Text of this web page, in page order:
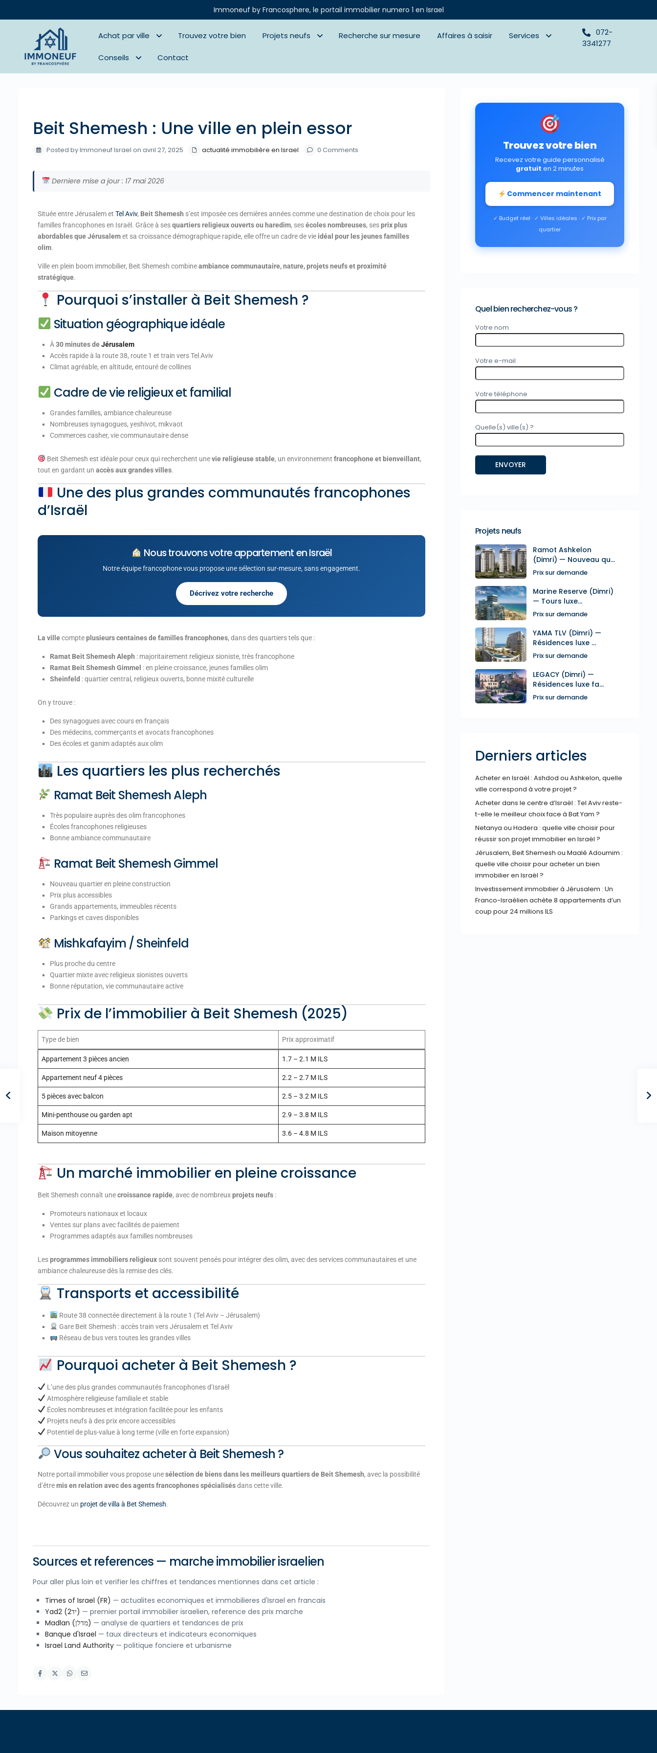
Immoneuf by Francosphere, le portail immobilier numero 1 en Israel
Achat par ville Trouvez votre bien Projets neufs Recherche sur mesure Affaires à saisir Services
Conseils Contact
072-
3341277
Beit Shemesh : Une ville en plein essor
Posted by Immoneuf Israel on avril 27, 2025 actualité immobilière en Israel 0 Comments
Derniere mise a jour : 17 mai 2026
Située entre Jérusalem et Tel Aviv, Beit Shemesh s’est imposée ces dernières années comme une destination de choix pour les
familles francophones en Israël. Grâce à sesquartiers religieux ouverts ou haredim, sesécoles nombreuses, sesprix plus
abordables que Jérusalemet sa croissance démographique rapide, elle offre un cadre de vie idéal pour les jeunes familles
olim.
Ville en plein boom immobilier, Beit Shemesh combineambiance communautaire, nature, projets neufs et proximité
stratégique.
Pourquoi s’installer à Beit Shemesh ?
Situation géographique idéale
À30 minutes deJérusalem
Accès rapide à la route 38, route 1 et train vers Tel Aviv
Climat agréable, en altitude, entouré de collines
Cadre de vie religieux et familial
Grandes familles, ambiance chaleureuse
Nombreuses synagogues, yeshivot, mikvaot
Commerces casher, vie communautaire dense
Beit Shemesh est idéale pour ceux qui recherchent unevie religieuse stable, un environnement francophone et bienveillant,
tout en gardant un accès aux grandes villes.
Une des plus grandes communautés francophones
d’Israël
Nous trouvons votre appartement en Israël
Notre équipe francophone vous propose une sélection sur-mesure, sans engagement.
Décrivez votre recherche
La villecompteplusieurs centaines de familles francophones, dans des quartiers tels que :
Ramat Beit Shemesh Aleph : majoritairement religieux sioniste, très francophone
Ramat Beit Shemesh Gimmel : en pleine croissance, jeunes familles olim
Sheinfeld : quartier central, religieux ouverts, bonne mixité culturelle
On y trouve :
Des synagogues avec cours en français
Des médecins, commerçants et avocats francophones
Des écoles et ganim adaptés aux olim
Les quartiers les plus recherchés
Ramat Beit Shemesh Aleph
Très populaire auprès des olim francophones
Écoles francophones religieuses
Bonne ambiance communautaire
Ramat Beit Shemesh Gimmel
Nouveau quartier en pleine construction
Prix plus accessibles
Grands appartements, immeubles récents
Parkings et caves disponibles
Mishkafayim / Sheinfeld
Plus proche du centre
Quartier mixte avec religieux sionistes ouverts
Bonne réputation, vie communautaire active
Prix de l’immobilier à Beit Shemesh (2025)
Type de bien Prix approximatif
Appartement 3 pièces ancien 1.7 – 2.1 M ILS
Appartement neuf 4 pièces 2.2 – 2.7 M ILS
5 pièces avec balcon 2.5 – 3.2 M ILS
Mini-penthouse ou garden apt 2.9 – 3.8 M ILS
Maison mitoyenne 3.6 – 4.8 M ILS
Un marché immobilier en pleine croissance
Beit Shemesh connaît unecroissance rapide, avec de nombreuxprojets neufs :
Promoteurs nationaux et locaux
Ventes sur plans avec facilités de paiement
Programmes adaptés aux familles nombreuses
Lesprogrammes immobiliers religieux sont souvent pensés pour intégrer des olim, avec des services communautaires et une
ambiance chaleureuse dès la remise des clés.
Transports et accessibilité
Route 38 connectée directement à la route 1 (Tel Aviv – Jérusalem)
Gare Beit Shemesh : accès train vers Jérusalem et Tel Aviv
Réseau de bus vers toutes les grandes villes
Pourquoi acheter à Beit Shemesh ?
L’une des plus grandes communautés francophones d’Israël
Atmosphère religieuse familiale et stable
Écoles nombreuses et intégration facilitée pour les enfants
Projets neufs à des prix encore accessibles
Potentiel de plus-value à long terme (ville en forte expansion)
Vous souhaitez acheter à Beit Shemesh ?
Notre portail immobilier vous propose unesélection de biens dans les meilleurs quartiers de Beit Shemesh, avec la possibilité
d’êtremis en relation avec des agents francophones spécialisésdans cette ville.
Découvrez un projet de villa à Bet Shemesh.
Sources et references — marche immobilier israelien
Pour aller plus loin et verifier les chiffres et tendances mentionnes dans cet article :
Times of Israel (FR) — actualites economiques et immobilieres d'Israel en francais
Yad2 (יד2) — premier portail immobilier israelien, reference des prix marche
Madlan (מדלן) — analyse de quartiers et tendances de prix
Banque d'Israel — taux directeurs et indicateurs economiques
Israel Land Authority — politique fonciere et urbanisme
Trouvez votre bien
Recevez votre guide personnalisé
gratuit en 2 minutes
Commencer maintenant
✓ Budget réel · ✓ Villes idéales · ✓ Prix par
quartier
Quel bien recherchez-vous ?
Votre nom
Votre e-mail
Votre téléphone
Quelle(s) ville(s) ?
Projets neufs
Ramot Ashkelon
(Dimri) — Nouveau qu...
Prix sur demande
Marine Reserve (Dimri)
— Tours luxe...
Prix sur demande
YAMA TLV (Dimri) —
Résidences luxe ...
Prix sur demande
LEGACY (Dimri) —
Résidences luxe fa...
Prix sur demande
Derniers articles
Acheter en Israël : Ashdod ou Ashkelon, quelle
ville correspond à votre projet ?
Acheter dans le centre d’Israël : Tel Aviv reste-
t-elle le meilleur choix face à Bat Yam ?
Netanya ou Hadera : quelle ville choisir pour
réussir son projet immobilier en Israël ?
Jérusalem, Beit Shemesh ou Maalé Adoumim :
quelle ville choisir pour acheter un bien
immobilier en Israël ?
Investissement immobilier à Jérusalem : Un
Franco-Israélien achète 8 appartements d’un
coup pour 24 millions ILS